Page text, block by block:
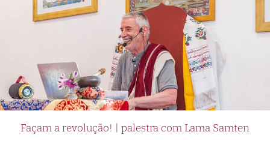
Façam a revolução! | palestra com Lama Samten